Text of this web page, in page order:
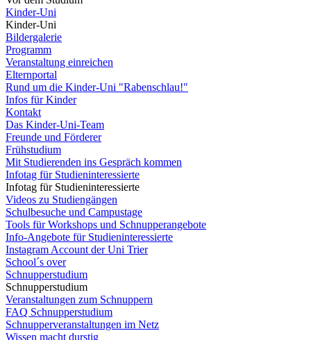
Kinder-Uni
Kinder-Uni
Bildergalerie
Programm
Veranstaltung einreichen
Elternportal
Rund um die Kinder-Uni "Rabenschlau!"
Infos für Kinder
Kontakt
Das Kinder-Uni-Team
Freunde und Förderer
Frühstudium
Mit Studierenden ins Gespräch kommen
Infotag für Studieninteressierte
Infotag für Studieninteressierte
Videos zu Studiengängen
Schulbesuche und Campustage
Tools für Workshops und Schnupperangebote
Info-Angebote für Studieninteressierte
Instagram Account der Uni Trier
School´s over
Schnupperstudium
Schnupperstudium
Veranstaltungen zum Schnuppern
FAQ Schnupperstudium
Schnupperveranstaltungen im Netz
Wissen macht durstig